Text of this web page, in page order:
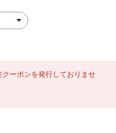
ーポンを発行しておりませ